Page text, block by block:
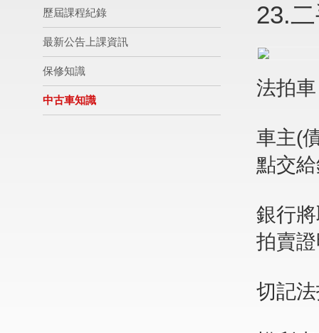
歷屆課程紀錄
最新公告上課資訊
保修知識
中古車知識
23.
法拍
車主(
點交
銀行
拍賣
切記